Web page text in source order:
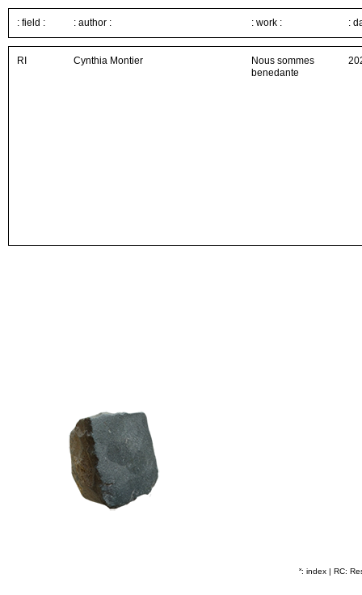
: field : : author : : work : :
RI Cynthia Montier
Nous sommes
benedante
˟: index| RC: